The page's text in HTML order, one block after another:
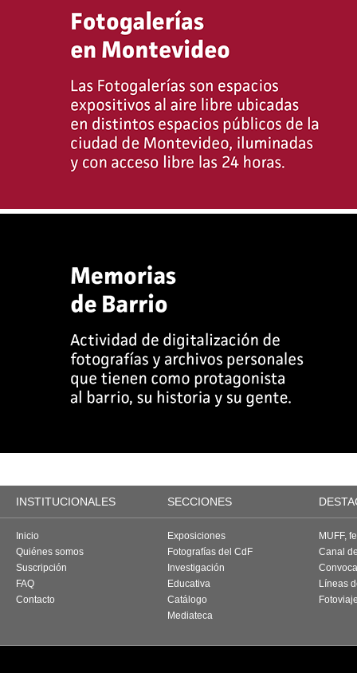
INSTITUCIONALES SECCIONES
Inicio
Quiénes somos
Suscripción
FAQ
Contacto
Exposiciones
Fotografías del CdF
Investigación
Educativa
Catálogo
Mediateca
MUFF,
Canal
Líneas